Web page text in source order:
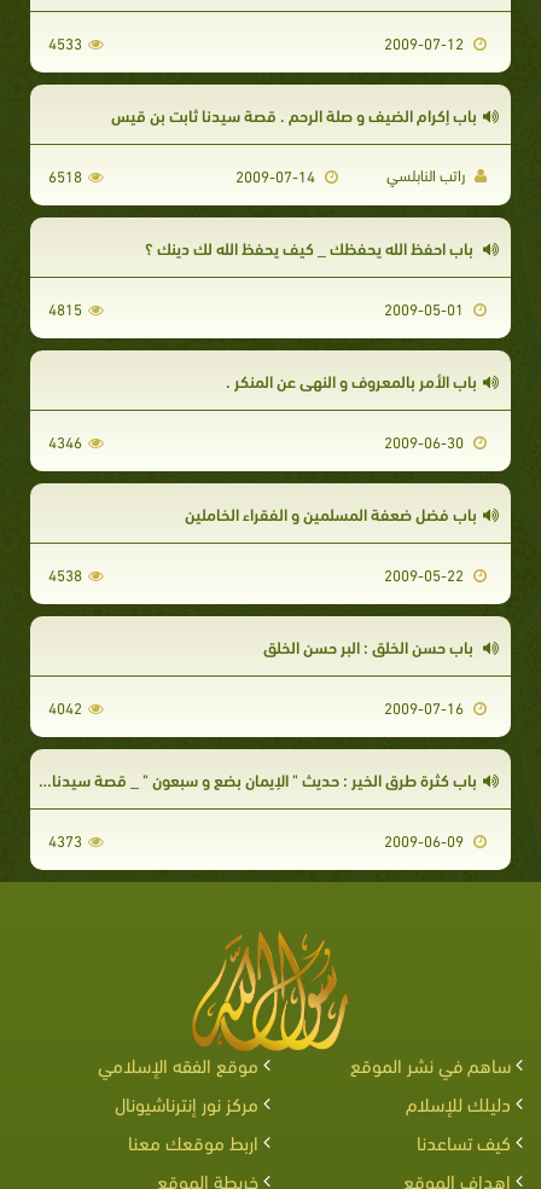
4533
باب إكرام الضيف و صلة الرحم . قصة سيدنا ثابت بن قيس
راتب النابلسي 6518
باب احفظ الله يحفظك _ كيف يحفظ الله لك دينك ؟
4815
باب الأمر بالمعروف و النهي عن المنكر .
4346
باب فضل ضعفة المسلمين و الفقراء الخاملين
4538
باب حسن الخلق : البر حسن الخلق
4042
باب كثرة طرق الخير : حديث " الإيمان بضع و سبعون " _ قصة سيدنا عثمان بن عفان .
4373
ساهم في نشر الموقع
موقع الفقه الإسلامي
دليلك للإسلام
مركز نور إنترناشيونال
كيف تساعدنا
اربط موقعك معنا
اهداف الموقع
خريطة الموقع